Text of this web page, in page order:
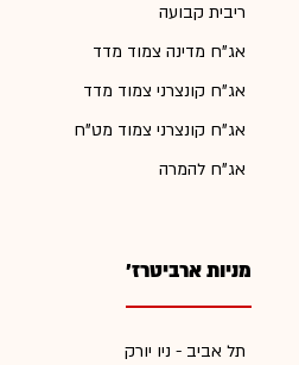
ריבית קבועה
אג"ח מדינה צמוד מדד
אג"ח קונצרני צמוד מדד
אג"ח קונצרני צמוד מט"ח
אג"ח להמרה
מניות ארביטרז'
תל אביב - ניו יורק